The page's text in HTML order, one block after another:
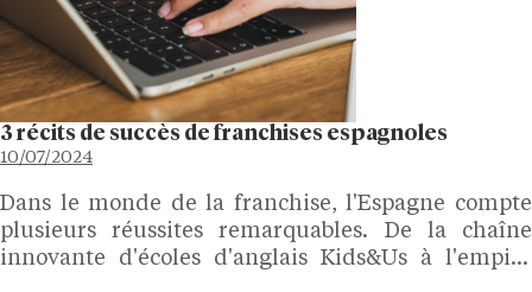
3 récits de succès de franchises espagnoles
10/07/2024
Dans le monde de la franchise, l'Espagne compte
plusieurs réussites remarquables. De la chaîne
innovante d'écoles d'anglais Kids&Us à l'empire